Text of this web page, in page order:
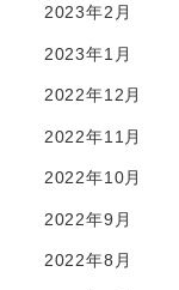
2023年2月
2023年1月
2022年12月
2022年11月
2022年10月
2022年9月
2022年8月